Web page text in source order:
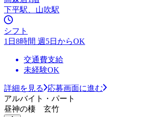
下平駅、山吹駅
シフト
1日8時間 週5日からOK
交通費支給
未経験OK
詳細を見る
応募画面に進む
アルバイト・パート
昼神の棲 玄竹